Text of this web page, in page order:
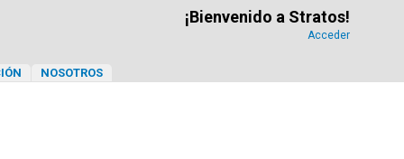
¡Bienvenido a Stratos!
Acceder
NOSOTROS